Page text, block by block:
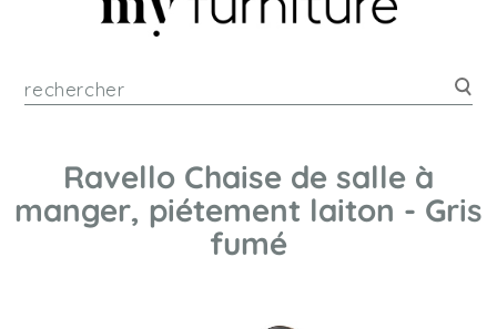
Ravello Chaise de salle à
manger, piétement laiton - Gris
fumé